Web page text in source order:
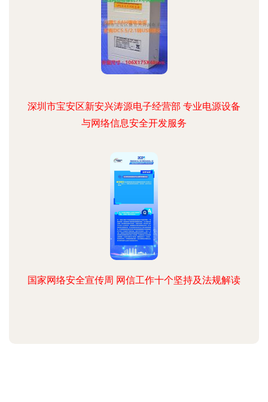
深圳市宝安区新安兴涛源电子经营部 专业电源设备
与网络信息安全开发服务
国家网络安全宣传周 网信工作十个坚持及法规解读